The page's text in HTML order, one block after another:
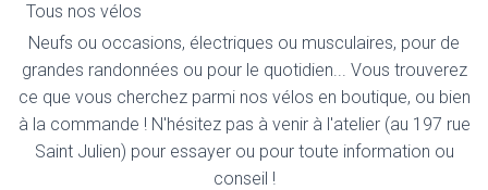
Tous nos vélos
Neufs ou occasions, électriques ou musculaires, pour de
grandes randonnées ou pour le quotidien... Vous trouverez
ce que vous cherchez parmi nos vélos en boutique, ou bien
à la commande ! N'hésitez pas à venir à l'atelier (au 197 rue
Saint Julien) pour essayer ou pour toute information ou
conseil !